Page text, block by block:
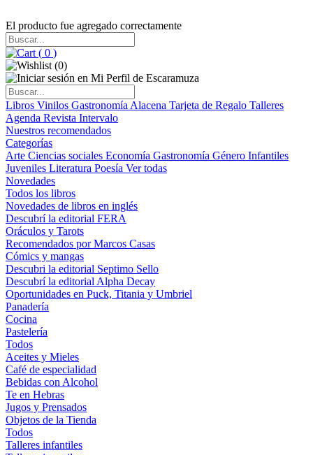
El producto fue agregado correctamente
( 0 )
(0)
Libros Vinilos Gastronomía Alacena Tarjeta de Regalo Talleres
Agenda Revista Intervalo
Nuestros recomendados
Categorías
Arte Ciencias sociales Economía Gastronomía Género Infantiles
Juveniles Literatura Poesía Ver todas
Novedades
Todos los libros
Novedades de libros en inglés
Descubrí la editorial FERA
Oráculos y Tarots
Recomendados por Marcos Casas
Cómics y mangas
Descubri la editorial Septimo Sello
Descubrí la editorial Alpha Decay
Oportunidades en Puck, Titania y Umbriel
Panadería
Cocina
Pastelería
Todos
Aceites y Mieles
Café de especialidad
Bebidas con Alcohol
Te en Hebras
Jugos y Prensados
Objetos de la Tienda
Todos
Talleres infantiles